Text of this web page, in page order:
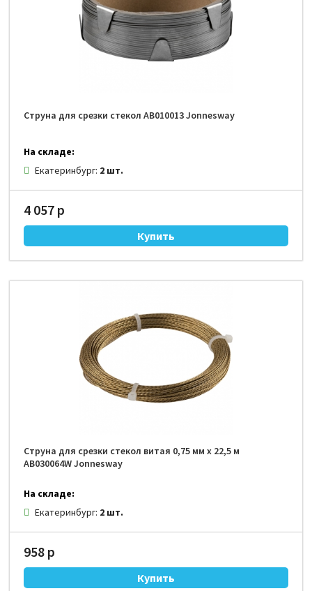
Струна для срезки стекол AB010013 Jonnesway
На складе:
Екатеринбург: 2 шт.
4 057 р
Струна для срезки стекол витая 0,75 мм х 22,5 м
AB030064W Jonnesway
На складе:
Екатеринбург: 2 шт.
958 р